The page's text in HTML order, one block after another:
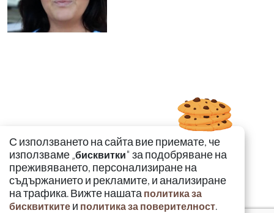
С използването на сайта вие приемате, че
използваме „бисквитки" за подобряване на
преживяването, персонализиране на
съдържанието и рекламите, и анализиране
на трафика. Вижте нашата политика за
бисквитките и политика за поверителност.